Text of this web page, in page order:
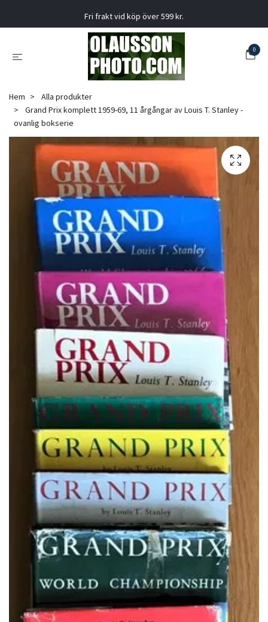
Fri frakt vid köp över 599 kr.
0
Hem
Alla produkter
Grand Prix komplett 1959-69, 11 årgångar av Louis T. Stanley -
ovanlig bokserie